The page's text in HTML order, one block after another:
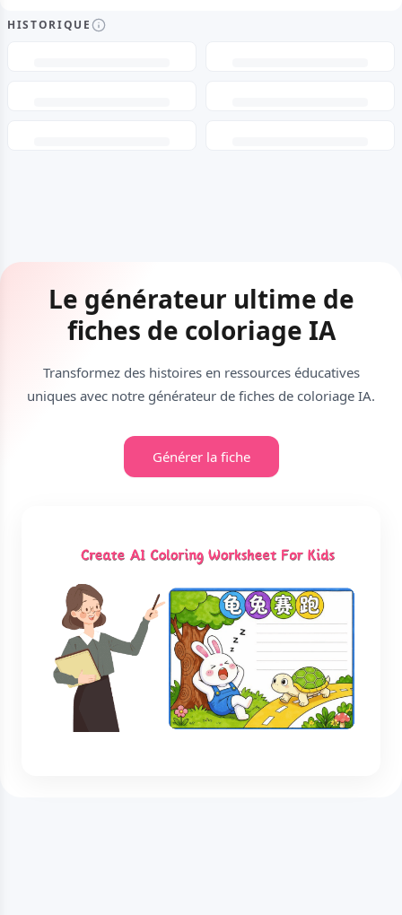
HISTORIQUE
Le générateur ultime de
fiches de coloriage IA
Transformez des histoires en ressources éducatives
uniques avec notre générateur de fiches de coloriage IA.
Générer la fiche